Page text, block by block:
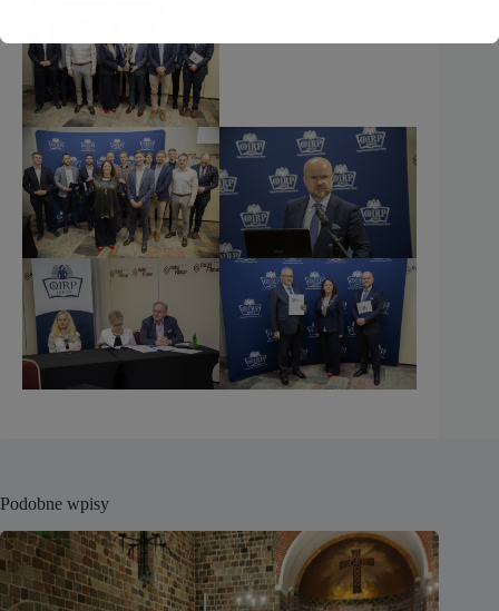
Podobne wpisy